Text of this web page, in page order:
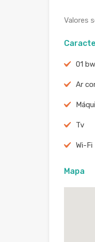
Valores
01
Ar
Tv
Wi-Fi
Mapa